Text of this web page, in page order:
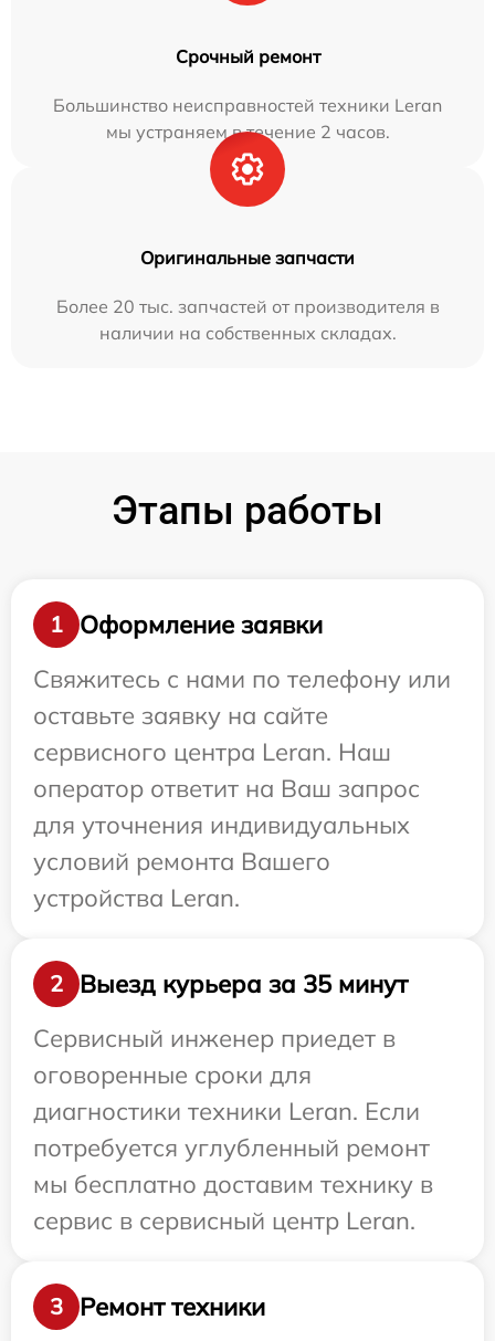
Срочный ремонт
Большинство неисправностей техники Leran
мы устраняем в течение 2 часов.
Оригинальные запчасти
Более 20 тыс. запчастей от производителя в
наличии на собственных складах.
Этапы работы
1
Оформление заявки
Свяжитесь с нами по телефону или
оставьте заявку на сайте
сервисного центра Leran. Наш
оператор ответит на Ваш запрос
для уточнения индивидуальных
условий ремонта Вашего
устройства Leran.
2
Выезд курьера за 35 минут
Сервисный инженер приедет в
оговоренные сроки для
диагностики техники Leran. Если
потребуется углубленный ремонт
мы бесплатно доставим технику в
сервис в сервисный центр Leran.
3 Ремонт техники